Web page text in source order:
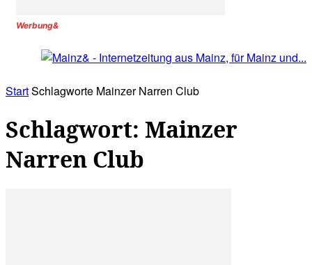
Werbung&
StartSchlagworte Mainzer Narren Club
Schlagwort: Mainzer
Narren Club